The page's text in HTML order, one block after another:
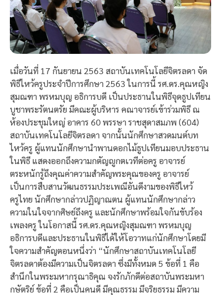
เมื่อวันที่ 17 กันยายน 2563 สถาบันเทคโนโลยีจิตรลดา จัด
พิธีไหว้ครูประจำปีการศึกษา 2563 ในการนี้ รศ.ดร.คุณหญิง
สุมณฑา พรหมบุญ อธิการบดี เป็นประธานในพิธีจุดธูปเทียน
บูชาพระรัตนตรัย มีคณะผู้บริหาร คณาจารย์เข้าร่วมพิธี ณ
ห้องประชุมใหญ่ อาคาร 60 พรรษา ราชสุดาสมภพ (604)
สถาบันเทคโนโลยีจิตรลดา จากนั้นนักศึกษาสวดมนต์บท
ไหว้ครู ผู้แทนนักศึกษานำพานดอกไม้ธูปเทียนมอบประธาน
ในพิธี แสดงออกถึงความกตัญญูกตเวทีต่อครู อาจารย์
ตระหนักรู้ถึงคุณค่าความสำคัญพระคุณของครู อาจารย์
เป็นการสืบสานวัฒนธรรมประเพณีอันดีงามของพิธีไหว้
ครูไทย นักศึกษากล่าวปฏิญาณตน ผู้แทนนักศึกษากล่าว
ความในใจจากศิษย์ถึงครู และนักศึกษาพร้อมใจกันขับร้อง
เพลงครู ในโอกาสนี้ รศ.ดร.คุณหญิงสุมณฑา พรหมบุญ
อธิการบดีและประธานในพิธีได้ให้โอวาทแก่นักศึกษาโดยมี
ใจความสำคัญตอนหนึ่งว่า “นักศึกษาสถาบันเทคโนโลยี
จิตรลดาต้องมีความเป็นจิตรลดา ซึ่งมีทั้งหมด 5 ข้อที่ 1 คือ
สำนึกในพระมหากรุณาธิคุณ จงรักภักดีต่อสถาบันพระมหา
กษัตริย์ ข้อที่ 2 คือเป็นคนดี มีคุณธรรม มีจริยธรรม มีความ